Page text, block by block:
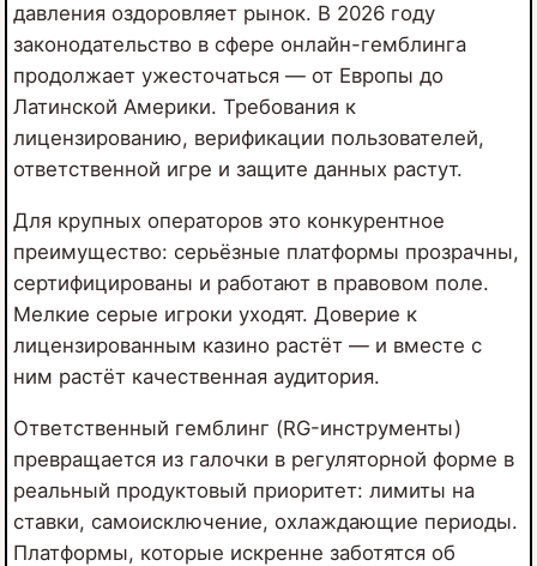
давления оздоровляет рынок. В 2026 году
законодательство в сфере онлайн-гемблинга
продолжает ужесточаться — от Европы до
Латинской Америки. Требования к
лицензированию, верификации пользователей,
ответственной игре и защите данных растут.
Для крупных операторов это конкурентное
преимущество: серьёзные платформы прозрачны,
сертифицированы и работают в правовом поле.
Мелкие серые игроки уходят. Доверие к
лицензированным казино растёт — и вместе с
ним растёт качественная аудитория.
Ответственный гемблинг (RG-инструменты)
превращается из галочки в регуляторной форме в
реальный продуктовый приоритет: лимиты на
ставки, самоисключение, охлаждающие периоды.
Платформы, которые искренне заботятся об